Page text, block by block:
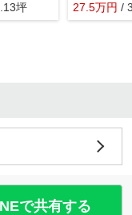
坪
27.5万円 /
で共有する